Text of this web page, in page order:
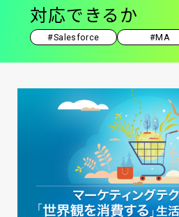
イ
対応できるか
#Salesforce #MA